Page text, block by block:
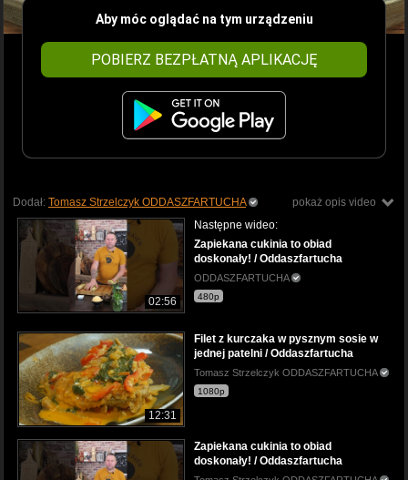
Aby móc oglądać na tym urządzeniu
POBIERZ BEZPŁATNĄ APLIKACJĘ
pokaż opis video
Dodał: Tomasz Strzelczyk ODDASZFARTUCHA
02:56
Następne wideo:
Zapiekana cukinia to obiad
doskonały! / Oddaszfartucha
ODDASZFARTUCHA
480p
12:31
Filet z kurczaka w pysznym sosie w
jednej patelni / Oddaszfartucha
Tomasz Strzelczyk ODDASZFARTUCHA
1080p
Zapiekana cukinia to obiad
doskonały! / Oddaszfartucha